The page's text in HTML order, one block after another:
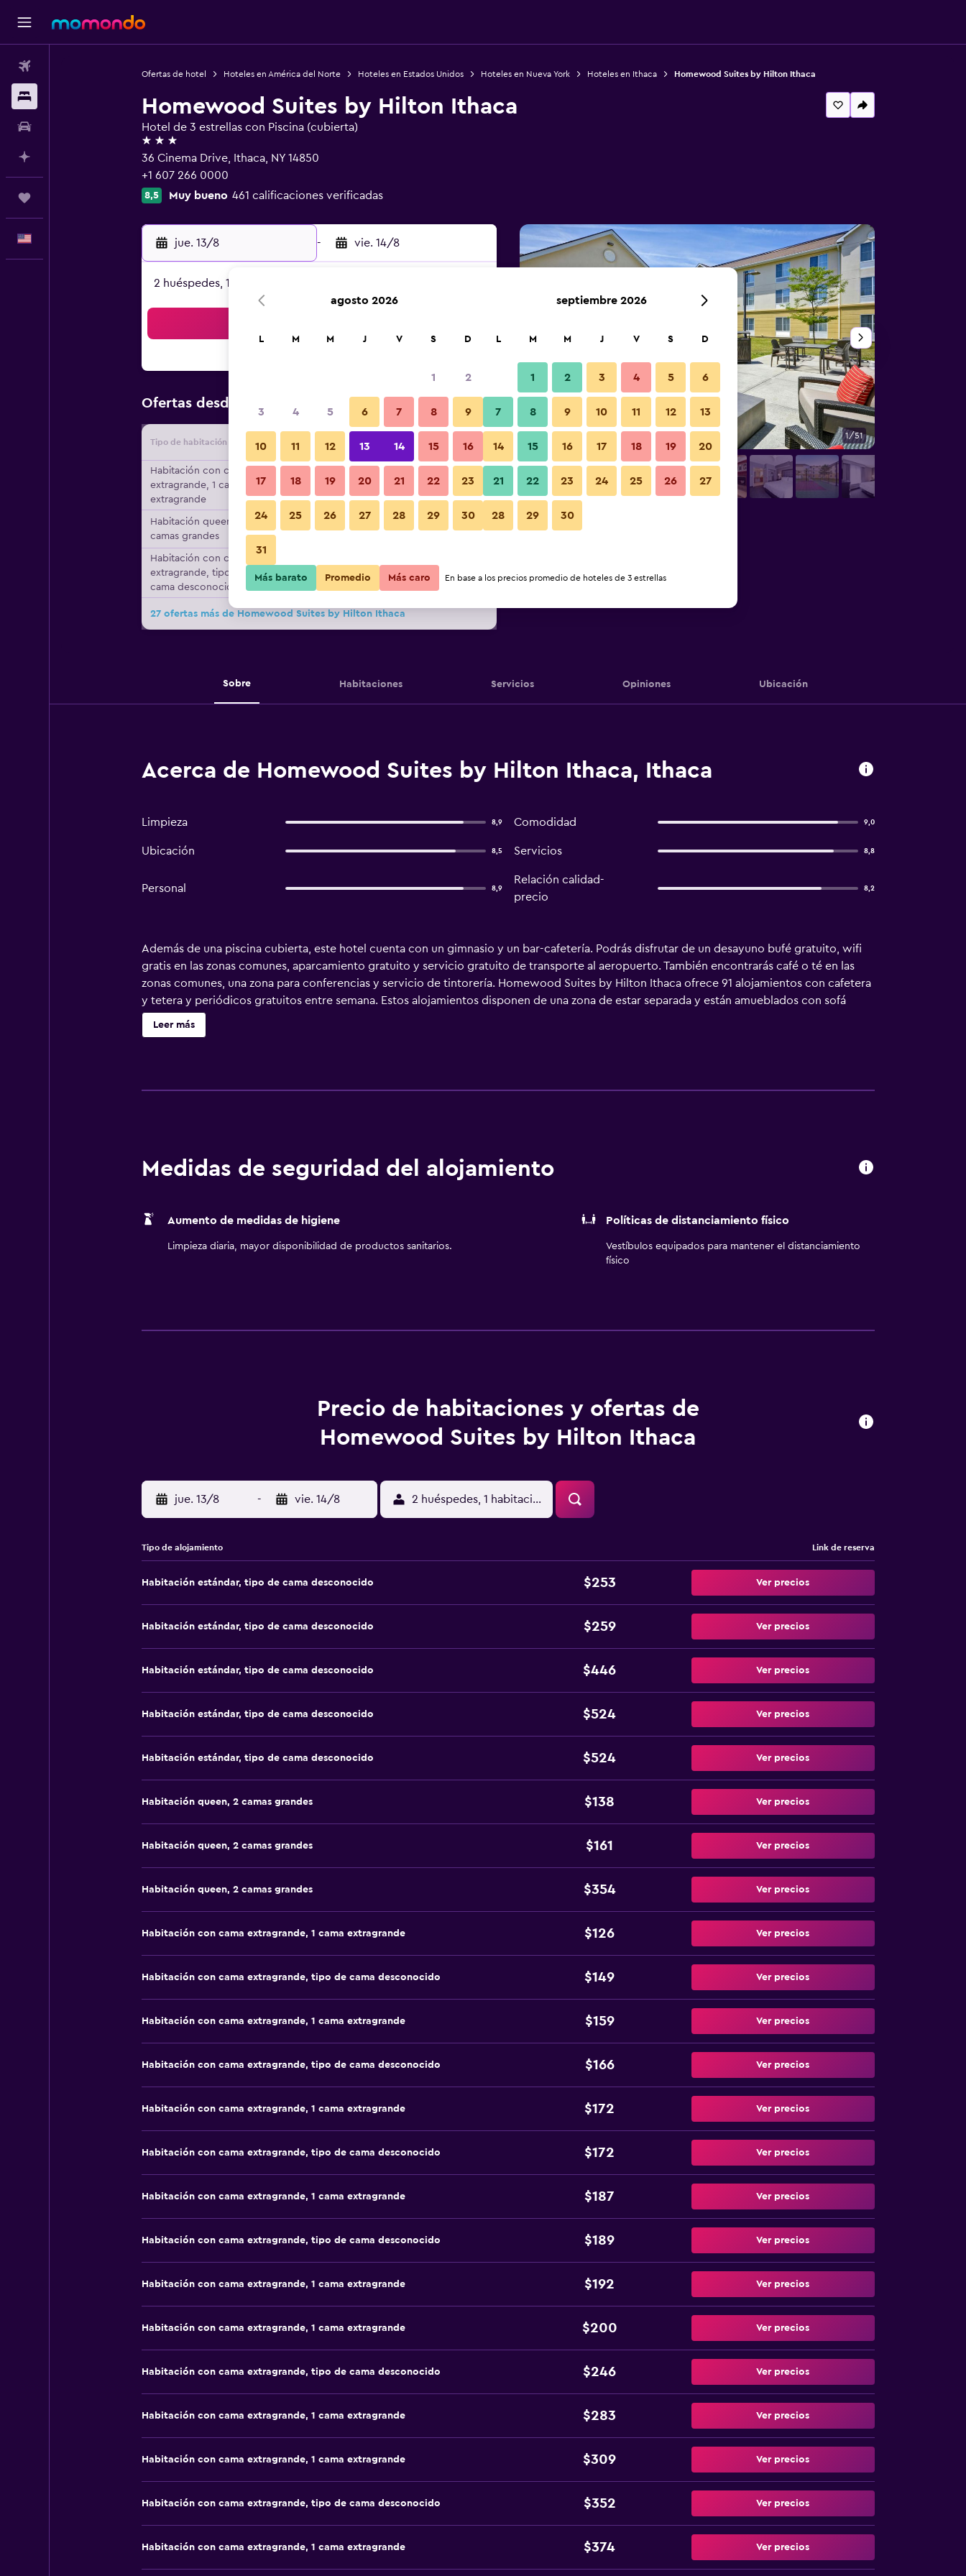
Ofertas de hotel Hoteles en América del Norte Hoteles en Estados Unidos Hoteles en Nueva York Hoteles en Ithaca Homewood Suites by Hilton Ithaca
Homewood Suites by Hilton Ithaca
Hotel de 3 estrellas con Piscina (cubierta)
3 estrellas
36 Cinema Drive, Ithaca, NY 14850
+1 607 266 0000
8,5 Muy bueno 461 calificaciones verificadas
jue. 13/8 - vie. 14/8
2 huéspedes, 1 habitación
Ofertas desde Oferta más barata de precio por noche
Tipo de habitación Proveedor Total noche
Habitación con cama
extragrande, 1 cama
extragrande
$126 Ver oferta
Habitación queen, 2
camas grandes
$138 Ver oferta
Habitación con cama
extragrande, tipo de
cama desconocido
$149 Ver oferta
27 ofertas más de Homewood Suites by Hilton Ithaca
Patio 1/51
Fotos
Sobre Habitaciones Servicios Opiniones Ubicación
Acerca de Homewood Suites by Hilton Ithaca, Ithaca
Limpieza 8,9 Comodidad 9,0
Ubicación 8,5 Servicios 8,8
Personal 8,9
Relación calidad-
precio
8,2
Además de una piscina cubierta, este hotel cuenta con un gimnasio y un bar-cafetería. Podrás disfrutar de un desayuno bufé gratuito, wifi
gratis en las zonas comunes, aparcamiento gratuito y servicio gratuito de transporte al aeropuerto. También encontrarás café o té en las
zonas comunes, una zona para conferencias y servicio de tintorería. Homewood Suites by Hilton Ithaca ofrece 91 alojamientos con cafetera
y tetera y periódicos gratuitos entre semana. Estos alojamientos disponen de una zona de estar separada y están amueblados con sofá
cama de doble. Las camas están vestidas con ropa de cama de alta calidad. En este hotel de 3 estrellas, los alojamientos incluyen cocina
básica con frigorífico/congelador grande, placa de cocina, microondas y utensilios de cocina. Las habitaciones disponen de baño
Leer más
Medidas de seguridad del alojamiento
Aumento de medidas de higiene
Limpieza diaria, mayor disponibilidad de productos sanitarios.
Políticas de distanciamiento físico
Vestíbulos equipados para mantener el distanciamiento
físico
Precio de habitaciones y ofertas de
Homewood Suites by Hilton Ithaca
jue. 13/8 - vie. 14/8 2 huéspedes, 1 habitación
Tipo de alojamiento Link de reserva
Habitación estándar, tipo de cama desconocido $253 Ver precios
Habitación estándar, tipo de cama desconocido $259 Ver precios
Habitación estándar, tipo de cama desconocido $446 Ver precios
Habitación estándar, tipo de cama desconocido $524 Ver precios
Habitación estándar, tipo de cama desconocido $524 Ver precios
Habitación queen, 2 camas grandes $138 Ver precios
Habitación queen, 2 camas grandes $161 Ver precios
Habitación queen, 2 camas grandes $354 Ver precios
Habitación con cama extragrande, 1 cama extragrande $126 Ver precios
Habitación con cama extragrande, tipo de cama desconocido $149 Ver precios
Habitación con cama extragrande, 1 cama extragrande $159 Ver precios
Habitación con cama extragrande, tipo de cama desconocido $166 Ver precios
Habitación con cama extragrande, 1 cama extragrande $172 Ver precios
Habitación con cama extragrande, tipo de cama desconocido $172 Ver precios
Habitación con cama extragrande, 1 cama extragrande $187 Ver precios
Habitación con cama extragrande, tipo de cama desconocido $189 Ver precios
Habitación con cama extragrande, 1 cama extragrande $192 Ver precios
Habitación con cama extragrande, 1 cama extragrande $200 Ver precios
Habitación con cama extragrande, tipo de cama desconocido $246 Ver precios
Habitación con cama extragrande, 1 cama extragrande $283 Ver precios
Habitación con cama extragrande, 1 cama extragrande $309 Ver precios
Habitación con cama extragrande, tipo de cama desconocido $352 Ver precios
Habitación con cama extragrande, 1 cama extragrande $374 Ver precios
agosto 2026
L M M J V S D
1 2
3 4 5 6 7 8 9
10 11 12 13 14 15 16
17 18 19 20 21 22 23
24 25 26 27 28 29 30
31
septiembre 2026
L M M J V S D
1 2 3 4 5 6
7 8 9 10 11 12 13
14 15 16 17 18 19 20
21 22 23 24 25 26 27
28 29 30
Más barato Promedio Más caro En base a los precios promedio de hoteles de 3 estrellas